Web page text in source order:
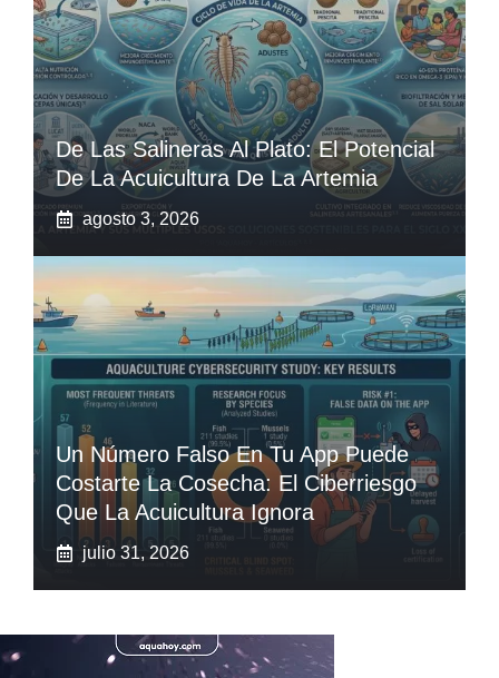
De Las Salineras Al Plato: El Potencial
De La Acuicultura De La Artemia
agosto 3, 2026
Un Número Falso En Tu App Puede
Costarte La Cosecha: El Ciberriesgo
Que La Acuicultura Ignora
julio 31, 2026